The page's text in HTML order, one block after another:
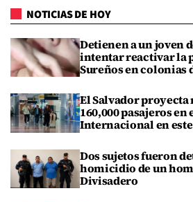
NOTICIAS DE HOY
Detienen a un joven
intentar reactivar la
Sureños en colonias
El Salvador
160,000 pasajeros
Internacional en
Dos sujetos fueron
homicidio de un
Divisadero